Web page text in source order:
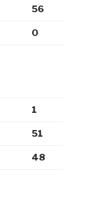
56
0
1
51
48